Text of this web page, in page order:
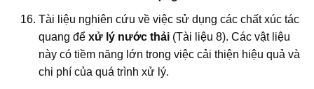
Tài liệu nghiên cứu về việc sử dụng các chất xúc tác
quang để xử lý nước thải (Tài liệu 8). Các vật liệu
này có tiềm năng lớn trong việc cải thiện hiệu quả và
chi phí của quá trình xử lý.